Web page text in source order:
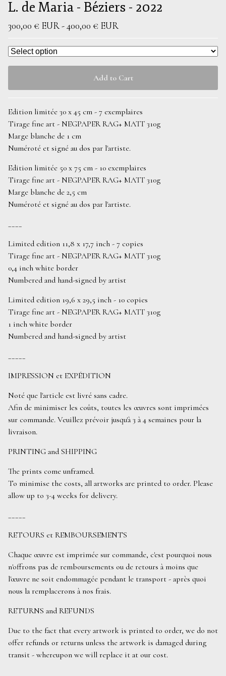
L. de Maria - Béziers - 2022
300,00 € EUR-400,00 € EUR
Add to Cart
Edition limitée 30 x 45 cm - 7 exemplaires
Tirage fine art - NEGPAPER RAG+ MATT 310g
Marge blanche de 1 cm
Numéroté et signé au dos par l'artiste.
Edition limitée 50 x 75 cm - 10 exemplaires
Tirage fine art - NEGPAPER RAG+ MATT 310g
Marge blanche de 2,5 cm
Numéroté et signé au dos par l'artiste.
Limited edition 11,8 x 17,7 inch - 7 copies
Tirage fine art - NEGPAPER RAG+ MATT 310g
0,4 inch white border
Numbered and hand-signed by artist
Limited edition 19,6 x 29,5 inch - 10 copies
Tirage fine art - NEGPAPER RAG+ MATT 310g
1 inch white border
Numbered and hand-signed by artist
IMPRESSION et EXPÉDITION
Noté que l'article est livré sans cadre.
Afin de minimiser les coûts, toutes les œuvres sont imprimées
sur commande. Veuillez prévoir jusqu'à 3 à 4 semaines pour la
livraison.
PRINTING and SHIPPING
The prints come unframed.
To minimise the costs, all artworks are printed to order. Please
allow up to 3-4 weeks for delivery.
RETOURS et REMBOURSEMENTS
Chaque œuvre est imprimée sur commande, c'est pourquoi nous
n'offrons pas de remboursements ou de retours à moins que
l'œuvre ne soit endommagée pendant le transport - après quoi
nous la remplacerons à nos frais.
RETURNS and REFUNDS
Due to the fact that every artwork is printed to order, we do not
offer refunds or returns unless the artwork is damaged during
transit - whereupon we will replace it at our cost.